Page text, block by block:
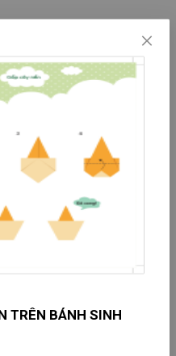
TRÊN BÁNH SINH